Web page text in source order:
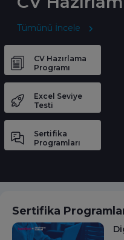
Tümünü İncele
CV Hazırlama
Programı
Excel Seviye
Testi
Sertifika
Programları
Sertifika